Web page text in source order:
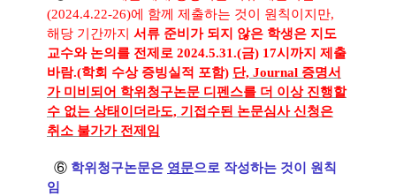
(2024.4.22-26)에 함께 제출하는 것이 원칙이지만,
해당 기간까지 서류 준비가 되지 않은 학생은 지도
교수와 논의를 전제로 2024.5.31.(금) 17시까지 제출
바람.(학회 수상 증빙실적 포함) 단, Journal 증명서
가 미비되어 학위청구논문 디펜스를 더 이상 진행할
수 없는 상태이더라도, 기접수된 논문심사 신청은
취소 불가가 전제임
⑥ 학위청구논문은 영문으로 작성하는 것이 원칙
임